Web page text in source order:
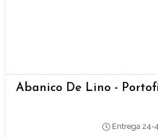
Abanico De Lino -
Entrega 24-